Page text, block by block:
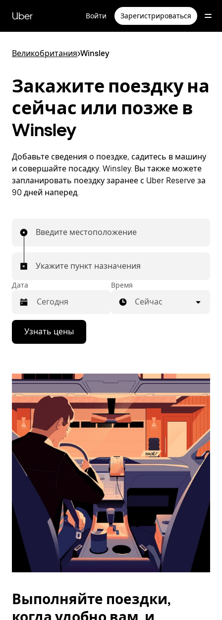
перейти
к
содержимому
Uber Войти Зарегистрироваться
Великобритания>Winsley
Закажите поездку на
сейчас или позже в
Winsley
Добавьте сведения о поездке, садитесь в машину
и совершайте посадку. Winsley. Вы также можете
запланировать поездку заранее с Uber Reserve за
90 дней наперед.
Введите местоположение
Укажите пункт назначения
Дата
Нажмите
стрелку
вниз,
календарю
выбрать
дату.
Чтобы
закрыть
календарь,
нажмите
Esc.
Время
Сейчас
Узнать цены
Выполняйте поездки,